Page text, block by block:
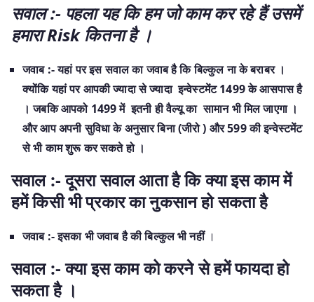
सवाल :- पहला यह कि हम जो काम कर रहे हैं उसमें
हमारा Risk कितना है ।
जवाब :- यहां पर इस सवाल का जवाब है कि बिल्कुल ना के बराबर ।
क्योंकि यहां पर आपकी ज्यादा से ज्यादा इन्वेस्टमेंट 1499 के आसपास है
। जबकि आपको 1499 में इतनी ही वैल्यू का सामान भी मिल जाएगा ।
और आप अपनी सुविधा के अनुसार बिना (जीरो ) और 599 की इन्वेस्टमेंट
से भी काम शुरू कर सकते हो ।
सवाल :- दूसरा सवाल आता है कि क्या इस काम में
हमें किसी भी प्रकार का नुकसान हो सकता है
जवाब :- इसका भी जवाब है की बिल्कुल भी नहीं।
सवाल :- क्या इस काम को करने से हमें फायदा हो
सकता है ।